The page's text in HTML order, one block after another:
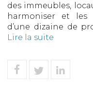
des immeubles,
harmoniser et les
d’une dizaine de
Lire la suite